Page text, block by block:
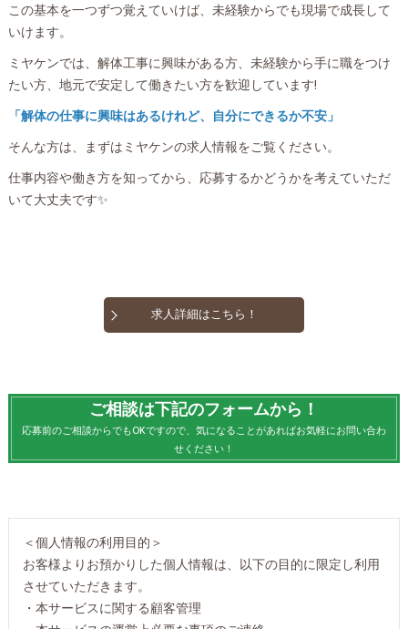
この基本を一つずつ覚えていけば、未経験からでも現場で成長して
いけます。
ミヤケンでは、解体工事に興味がある方、未経験から手に職をつけ
たい方、地元で安定して働きたい方を歓迎しています!
「解体の仕事に興味はあるけれど、自分にできるか不安」
そんな方は、まずはミヤケンの求人情報をご覧ください。
仕事内容や働き方を知ってから、応募するかどうかを考えていただ
いて大丈夫です✨
求人詳細はこちら！
ご相談は下記のフォームから！
応募前のご相談からでもOKですので、気になることがあればお気軽にお問い合わ
せください！
＜個人情報の利用目的＞
お客様よりお預かりした個人情報は、以下の目的に限定し利用
させていただきます。
・本サービスに関する顧客管理